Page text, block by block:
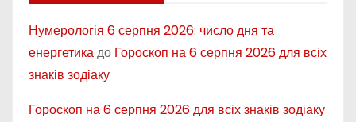
Нумерологія 6 серпня 2026: число дня та
енергетикадо Гороскоп на 6 серпня 2026 для всіх
знаків зодіаку
Гороскоп на 6 серпня 2026 для всіх знаків зодіаку